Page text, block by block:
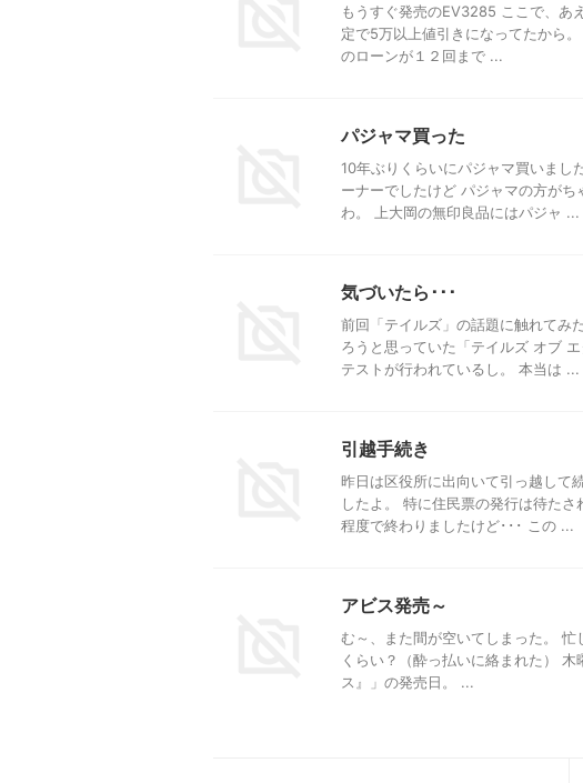
もうすぐ発売のEV3285 ここで、あ
定で5万以上値引きになってたから
のローンが１２回まで ...
パジャマ買った
10年ぶりくらいにパジャマ買いまし
ーナーでしたけど パジャマの方が
わ。 上大岡の無印良品にはパジャ ...
気づいたら･･･
前回「テイルズ」の話題に触れてみ
ろうと思っていた「テイルズ オブ
テストが行われているし。 本当は ...
引越手続き
昨日は区役所に出向いて引っ越して
したよ。 特に住民票の発行は待た
程度で終わりましたけど･･･ この ...
アビス発売～
む～、また間が空いてしまった。
くらい？（酔っ払いに絡まれた）
ス』」の発売日。 ...